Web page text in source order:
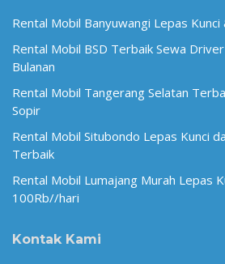
Rental Mobil Banyuwangi Lepas
Rental Mobil BSD Terbaik Sewa
Bulanan
Rental Mobil Tangerang Selatan
Sopir
Rental Mobil Situbondo Lepas Kunci
Terbaik
Rental Mobil Lumajang Murah Lepas
100Rb//hari
Kontak Kami